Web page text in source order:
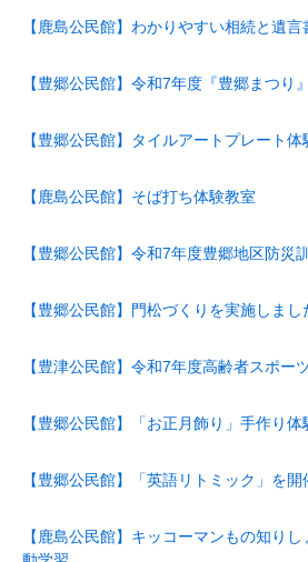
【鹿島公民館】わかりやすい相続と遺
【豊郷公民館】令和7年度『豊郷まつり
【豊郷公民館】タイルアートプレート体
【鹿島公民館】そば打ち体験教室
【豊郷公民館】令和7年度豊郷地区防災
【豊郷公民館】門松づくりを実施しまし
【豊津公民館】令和7年度高齢者スポー
【豊郷公民館】「お正月飾り」手作り
【豊郷公民館】「英語リトミック」を開
【鹿島公民館】キッコーマンもの知り